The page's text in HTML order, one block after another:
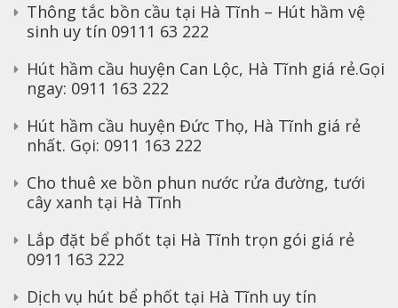
Thông tắc bồn cầu tại Hà Tĩnh – Hút hầm vệ
sinh uy tín 09111 63 222
Hút hầm cầu huyện Can Lộc, Hà Tĩnh giá rẻ.Gọi
ngay: 0911 163 222
Hút hầm cầu huyện Đức Thọ, Hà Tĩnh giá rẻ
nhất. Gọi: 0911 163 222
Cho thuê xe bồn phun nước rửa đường, tưới
cây xanh tại Hà Tĩnh
Lắp đặt bể phốt tại Hà Tĩnh trọn gói giá rẻ
0911 163 222
Dịch vụ hút bể phốt tại Hà Tĩnh uy tín